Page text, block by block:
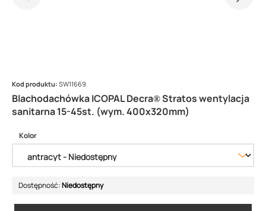
Blachodachówka ICOPAL Decra® Stratos wentylacja
sanitarna 15-45st. (wym. 400x320mm)
Kod produktu: SW11669
Kolor
Dostępność:Niedostępny